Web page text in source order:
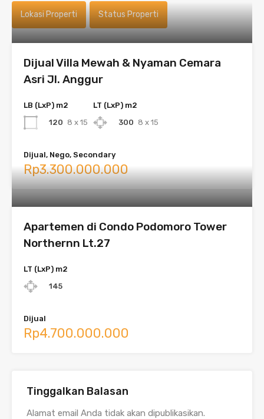
Lokasi Properti Status Properti
Dijual Villa Mewah & Nyaman Cemara
Asri Jl. Anggur
LB (LxP) m2
120 8 x 15
LT (LxP) m2
300 8 x 15
Dijual, Nego, Secondary
Rp3.300.000.000
Apartemen di Condo Podomoro Tower
Northernn Lt.27
LT (LxP) m2
145
Dijual
Rp4.700.000.000
Tinggalkan Balasan
Alamat email Anda tidak akan dipublikasikan.